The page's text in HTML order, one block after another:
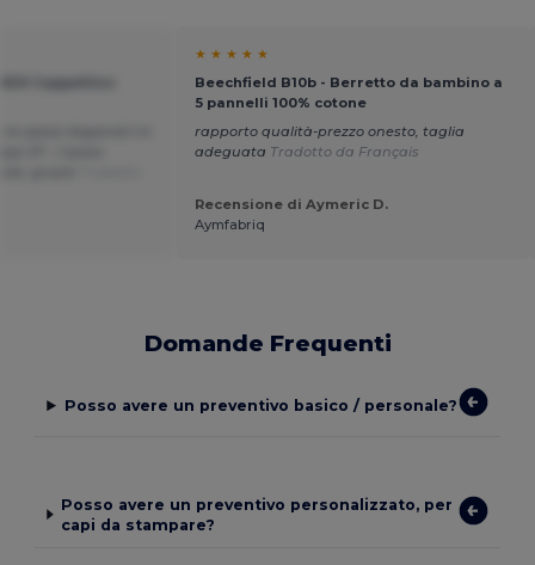
★ ★ ★ ★ ★
Beechfield B10b - Berretto da bambino a
5 pannelli 100% cotone
rapporto qualità-prezzo onesto, taglia
adeguata Tradotto da Français
Recensione di Aymeric D.
Aymfabriq
Domande Frequenti
Posso avere un preventivo basico / personale?
Posso avere un preventivo personalizzato, per
capi da stampare?